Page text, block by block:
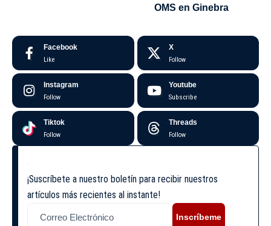
OMS en Ginebra
Facebook
Like
X
Follow
Instagram
Follow
Youtube
Subscribe
Tiktok
Follow
Threads
Follow
¡Suscríbete a nuestro boletín para recibir nuestros
artículos más recientes al instante!
Inscríbeme